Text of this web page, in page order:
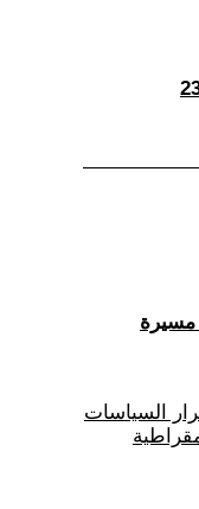
مسيرة
السياسات